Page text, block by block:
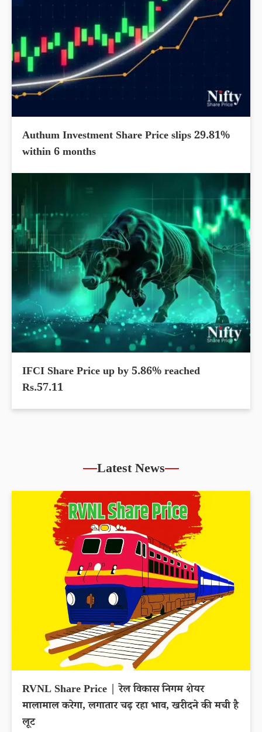
Authum Investment Share Price slips 29.81%
within 6 months
IFCI Share Price up by 5.86% reached
Rs.57.11
Latest News
RVNL Share Price | रेल विकास निगम शेयर
मालामाल करेगा, लगातार चढ़ रहा भाव, खरीदने की मची है
लूट